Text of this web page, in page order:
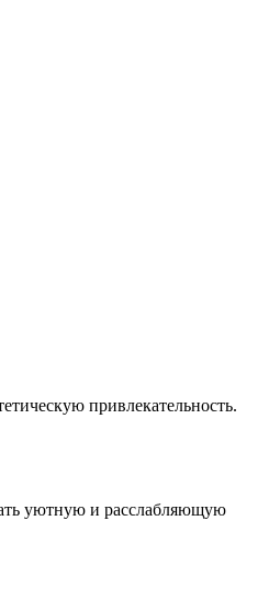
привлекательность.
уютную и расслабляющую